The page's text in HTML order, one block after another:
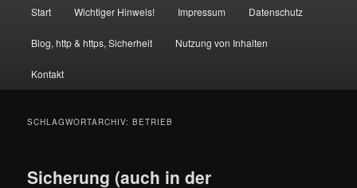
Start Wichtiger Hinweis! Impressum Datenschutz
Blog, http & https, Sicherheit Nutzung von Inhalten
Kontakt
SCHLAGWORTARCHIV:BETRIEB
Sicherung (auch in der